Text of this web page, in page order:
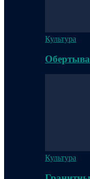
Культура
Культура